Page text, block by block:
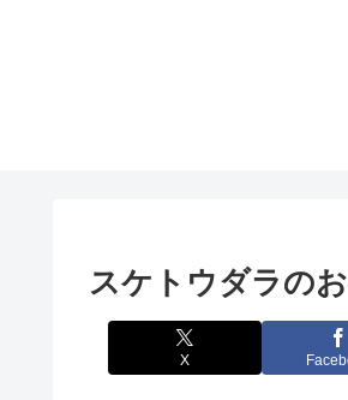
スケトウダラの
X